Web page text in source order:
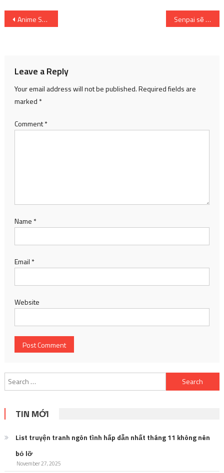
Post
Anime Sokyu no Fafner Behind the Line khởi chiếu sớm tại Nhật Bản | SharingFunVN Senpai sẽ khóc sau khi xem bộ ảnh cosplay Nagatoro của Sally Dorasnow
Leave a Reply
Your email address will not be published.Required fields are
marked *
Comment*
Name *
Email *
Website
Search
for:
TIN MỚI
List truyện tranh ngôn tình hấp dẫn nhất tháng 11 không nên
bỏ lỡ
November 27, 2025